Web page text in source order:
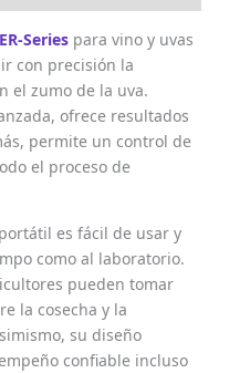
Series para vino y uvas
con precisión la
el zumo de la uva.
ofrece resultados
permite un control de
el proceso de
es fácil de usar y
como al laboratorio.
pueden tomar
la cosecha y la
su diseño
confiable incluso